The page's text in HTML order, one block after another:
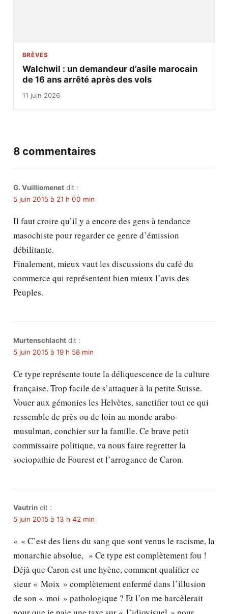
BRÈVES
Walchwil : un demandeur d’asile marocain
de 16 ans arrêté après des vols
11 juin 2026
8 commentaires
G. Vuilliomenet dit :
5 juin 2015 à 21 h 00 min
Il faut croire qu’il y a encore des gens à tendance
masochiste pour regarder ce genre d’émission
débilitante.
Finalement, mieux vaut les discussions du café du
commerce qui représentent bien mieux l’avis des
Peuples.
Murtenschlacht dit :
5 juin 2015 à 19 h 58 min
Ce type représente toute la déliquescence de la culture
française. Trop facile de s’attaquer à la petite Suisse.
Vouer aux gémonies les Helvètes, sanctifier tout ce qui
ressemble de près ou de loin au monde arabo-
musulman, conchier sur la famille. Ce brave petit
commissaire politique, va nous faire regretter la
sociopathie de Fourest et l’arrogance de Caron.
Vautrin dit :
5 juin 2015 à 13 h 42 min
« « C’est des liens du sang que sont venus le racisme, la
monarchie absolue, » Ce type est complètement fou !
Déjà que Caron est une hyène, comment qualifier ce
sieur « Moix » complètement enfermé dans l’illusion
de son « moi » pathologique ? Et l’on me harcèlerait